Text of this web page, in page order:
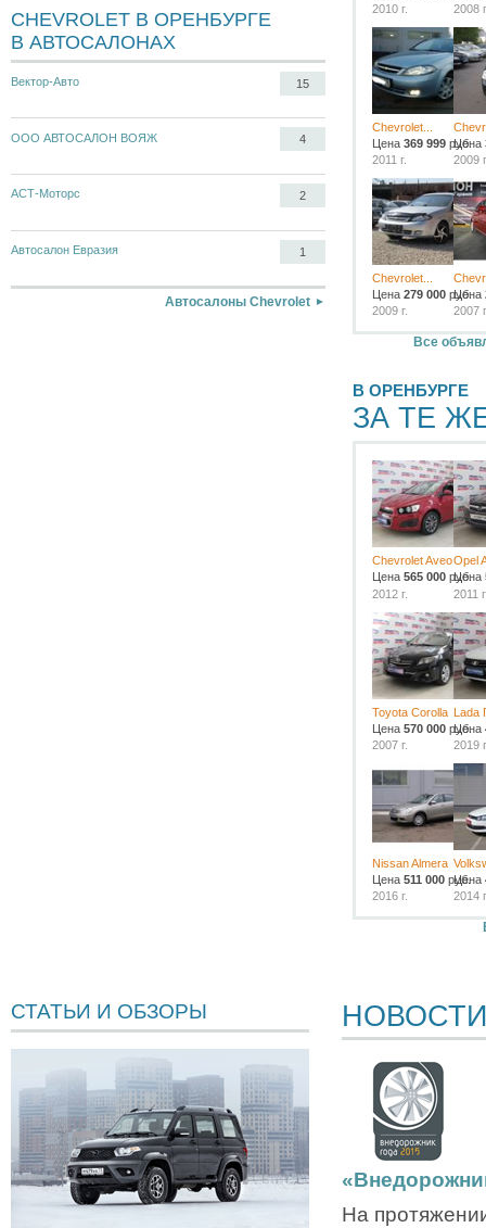
CHEVROLET В ОРЕНБУРГЕ
В АВТОСАЛОНАХ
Вектор-Авто 15
ООО АВТОСАЛОН ВОЯЖ 4
АСТ-Моторс 2
Автосалон Евразия 1
Автосалоны Chevrolet
2010 г.
2008
Chevrolet...
Цена 369 999 руб.
2011 г.
Цена
2009
Chevrolet...
Цена 279 000 руб.
2009 г.
Цена
2007
Все
В ОРЕНБУРГЕ
ЗА ТЕ
Chevrolet Aveo
Цена 565 000 руб.
2012 г.
Opel
Цена
2011
Toyota Corolla
Цена 570 000 руб.
2007 г.
Lada
Цена
2019
Nissan Almera
Цена 511 000 руб.
2016 г.
Цена
2014
СТАТЬИ И ОБЗОРЫ НОВОСТИ
На